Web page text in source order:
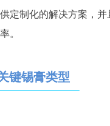
定制化的解决方案，
。
键锡膏类型